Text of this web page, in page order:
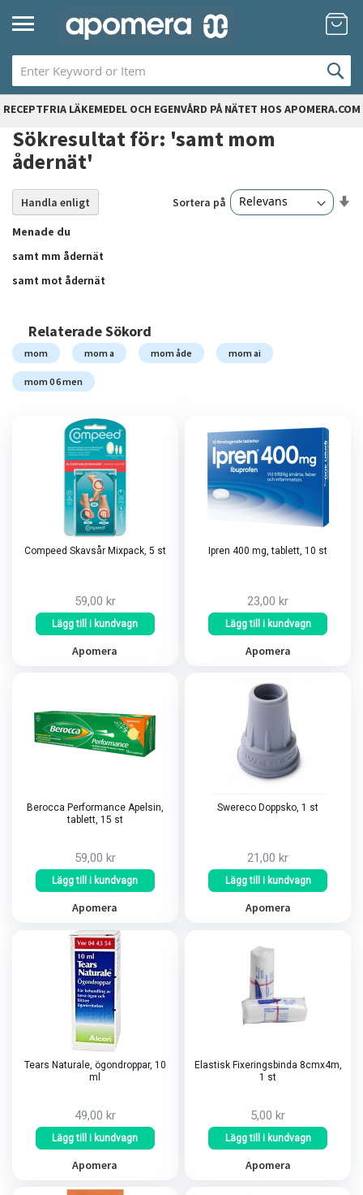
Hoppa
till
RECEPTFRIA LÄKEMEDEL OCH EGENVÅRD PÅ NÄTET HOS APOMERA.COM
Sökresultat för: 'samt mom
ådernät'
24artiklar
Sortera på
Menade du
samt mm ådernät
samt mot ådernät
Relaterade Sökord
mom mom a mom åde mom ai
mom 0 6 men
Compeed Skavsår Mixpack, 5 st
59,00 kr
Lägg till i kundvagn
Apomera
Ipren 400 mg, tablett, 10 st
23,00 kr
Lägg till i kundvagn
Apomera
Berocca Performance Apelsin,
tablett, 15 st
59,00 kr
Lägg till i kundvagn
Apomera
Swereco Doppsko, 1 st
21,00 kr
Lägg till i kundvagn
Apomera
Tears Naturale, ögondroppar, 10
ml
49,00 kr
Lägg till i kundvagn
Apomera
Elastisk Fixeringsbinda 8cmx4m,
1 st
5,00 kr
Lägg till i kundvagn
Apomera
Handla enligt